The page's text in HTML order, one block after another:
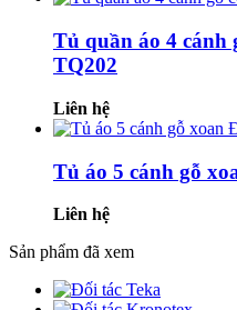
Tủ quần áo 4 cánh
TQ202
Liên hệ
Tủ áo 5 cánh gỗ
Liên hệ
Sản phẩm đã xem